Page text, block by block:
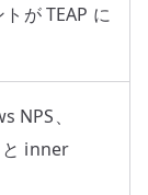
が TEAP に
NPS、
と inner